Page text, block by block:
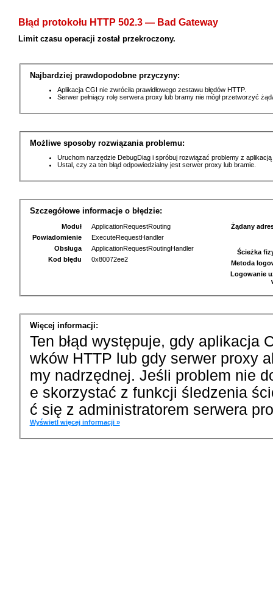
Błąd protokołu HTTP 502.3 — Bad Gateway
Limit czasu operacji został przekroczony.
Najbardziej prawdopodobne przyczyny:
Aplikacja CGI nie zwróciła prawidłowego zestawu błędów HTTP.
Serwer pełniący rolę serwera proxy lub bramy nie mógł przetworzyć
Możliwe sposoby rozwiązania problemu:
Uruchom narzędzie DebugDiag i spróbuj rozwiązać problemy z
Ustal, czy za ten błąd odpowiedzialny jest serwer proxy lub bramie.
Szczegółowe informacje o błędzie:
Moduł
ApplicationRequestRouting
Powiadomienie
ExecuteRequestHandler
Obsługa
ApplicationRequestRoutingHandler
Kod błędu
0x80072ee2
Żądany
Ścieżka
Metoda
Logowanie
Więcej informacji:
Ten błąd występuje, gdy aplikacja
wków HTTP lub gdy serwer proxy
my nadrzędnej. Jeśli problem nie
e skorzystać z funkcji śledzenia
ć się z administratorem serwera
Wyświetl więcej informacji »